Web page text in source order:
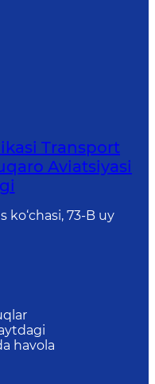
Transport
Aviatsiyasi
ko‘chasi, 73-B uу
havola